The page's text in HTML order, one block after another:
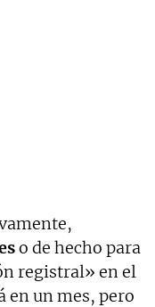
o de hecho para
registral» en el
en un mes, pero